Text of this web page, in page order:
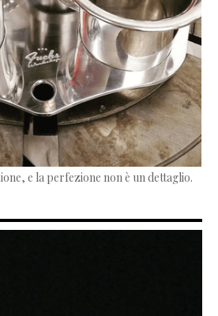
e la perfezione non è un dettaglio.